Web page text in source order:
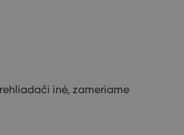
iné, zameriame